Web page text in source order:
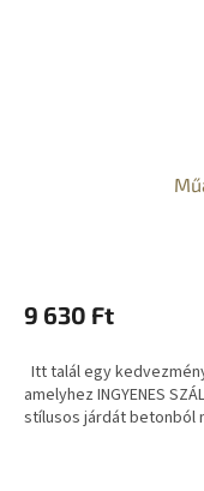
9 630 Ft
Itt talál egy
amelyhez INGYENES
stílusos járdát betonból